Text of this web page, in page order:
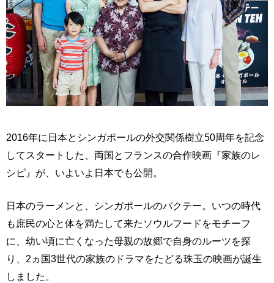
2016年に日本とシンガポールの外交関係樹立50周年を記念
してスタートした、両国とフランスの合作映画『家族のレ
シピ』が、いよいよ日本でも公開。
日本のラーメンと、シンガポールのバクテー。いつの時代
も庶民の心と体を満たして来たソウルフードをモチーフ
に、幼い頃に亡くなった母親の故郷で自身のルーツを探
り、2ヵ国3世代の家族のドラマをたどる珠玉の映画が誕生
しました。